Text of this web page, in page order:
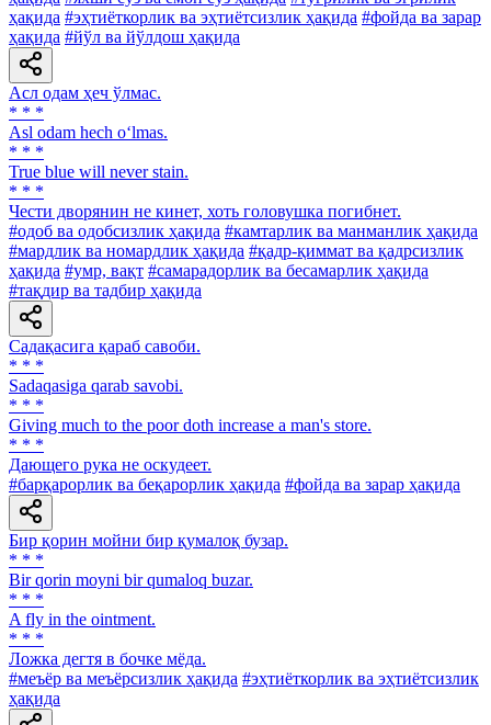
ҳақида #эҳтиёткорлик ва эҳтиётсизлик ҳақида #фойда ва зарар
ҳақида #йўл ва йўлдош ҳақида
Асл одам ҳеч ўлмас.
* * *
Asl odam hech o‘lmas.
* * *
True blue will never stain.
* * *
Чести дворянин не кинет, хоть головушка погибнет.
#одоб ва одобсизлик ҳақида #камтарлик ва манманлик ҳақида
#мардлик ва номардлик ҳақида #қадр-қиммат ва қадрсизлик
ҳақида #умр, вақт #самарадорлик ва бесамарлик ҳақида
#тақдир ва тадбир ҳақида
Садақасига қараб савоби.
* * *
Sadaqasiga qarab savobi.
* * *
Giving much to the poor doth increase a man's store.
* * *
Дающего рука не оскудеет.
#барқарорлик ва беқарорлик ҳақида #фойда ва зарар ҳақида
Бир қорин мойни бир қумалоқ бузар.
* * *
Bir qorin moyni bir qumaloq buzar.
* * *
A fly in the ointment.
* * *
Ложка дегтя в бочке мёда.
#меъёр ва меъёрсизлик ҳақида #эҳтиёткорлик ва эҳтиётсизлик
ҳақида